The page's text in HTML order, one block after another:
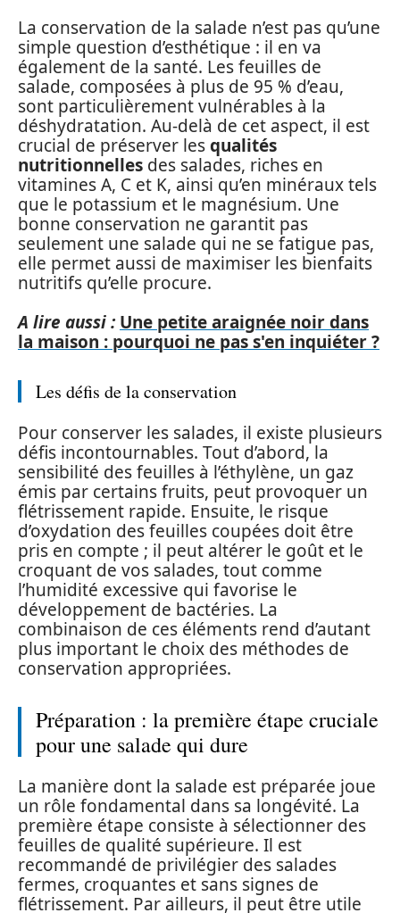
La conservation de la salade n’est pas qu’une
simple question d’esthétique : il en va
également de la santé. Les feuilles de
salade, composées à plus de 95 % d’eau,
sont particulièrement vulnérables à la
déshydratation. Au-delà de cet aspect, il est
crucial de préserver lesqualités
nutritionnelles des salades, riches en
vitamines A, C et K, ainsi qu’en minéraux tels
que le potassium et le magnésium. Une
bonne conservation ne garantit pas
seulement une salade qui ne se fatigue pas,
elle permet aussi de maximiser les bienfaits
nutritifs qu’elle procure.
A lire aussi : Une petite araignée noir dans
la maison : pourquoi ne pas s'en inquiéter ?
Les défis de la conservation
Pour conserver les salades, il existe plusieurs
défis incontournables. Tout d’abord, la
sensibilité des feuilles à l’éthylène, un gaz
émis par certains fruits, peut provoquer un
flétrissement rapide. Ensuite, le risque
d’oxydation des feuilles coupées doit être
pris en compte ; il peut altérer le goût et le
croquant de vos salades, tout comme
l’humidité excessive qui favorise le
développement de bactéries. La
combinaison de ces éléments rend d’autant
plus important le choix des méthodes de
conservation appropriées.
Préparation : la première étape cruciale
pour une salade qui dure
La manière dont la salade est préparée joue
un rôle fondamental dans sa longévité. La
première étape consiste à sélectionner des
feuilles de qualité supérieure. Il est
recommandé de privilégier des salades
fermes, croquantes et sans signes de
flétrissement. Par ailleurs, il peut être utile